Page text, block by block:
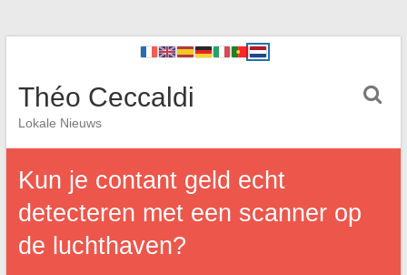
Théo Ceccaldi
Lokale Nieuws
Kun je contant geld echt
detecteren met een scanner op
de luchthaven?